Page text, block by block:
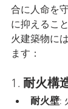
合に人命を
に抑えるこ
火建築物に
ます：
1. 耐火構
耐火壁: